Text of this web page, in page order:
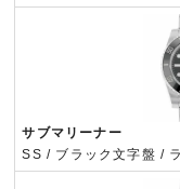
サブマリーナー
SS / ブラック文字盤 /